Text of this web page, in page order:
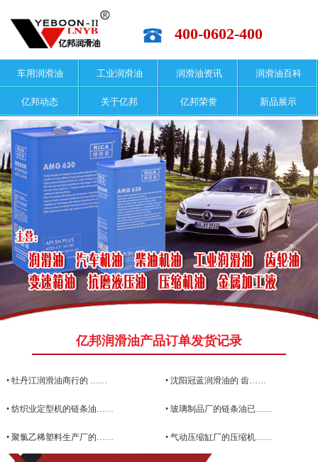
400-0602-400
车用润滑油 工业润滑油 润滑油资讯 润滑油百科
亿邦动态 关于亿邦 亿邦荣誉 新品展示
亿邦润滑油产品订单发货记录
• 牡丹江润滑油商行的 …… • 沈阳冠蓝润滑油的 齿……
• 纺织业定型机的链条油…… • 玻璃制品厂的链条油已……
• 聚氯乙稀塑料生产厂的…… • 气动压缩缸厂的压缩机……